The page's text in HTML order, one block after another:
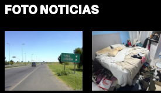
FOTO NOTICIAS